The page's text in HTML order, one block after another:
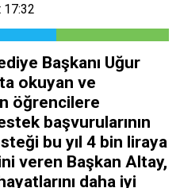
17:32
Başkanı Uğur
okuyan ve
öğrencilere
başvurularının
bu yıl 4 bin liraya
veren Başkan Altay,
daha iyi